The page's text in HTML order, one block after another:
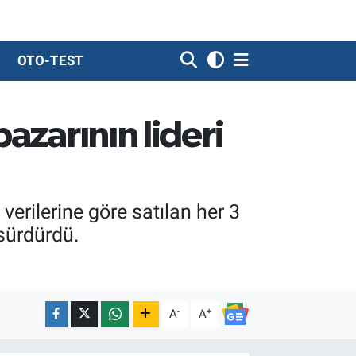
OTO-TEST
lideri
göre satılan her 3
A- A+